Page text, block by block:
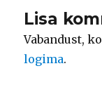
Lisa
Vabandust,
logima.